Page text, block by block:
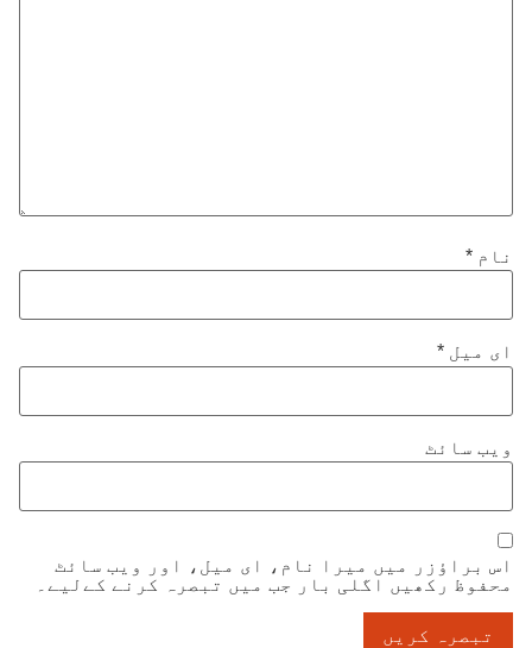
نام *
ای میل *
ویب‌ سائٹ
اس براؤزر میں میرا نام، ای میل، اور ویب سائٹ
محفوظ رکھیں اگلی بار جب میں تبصرہ کرنے کےلیے۔